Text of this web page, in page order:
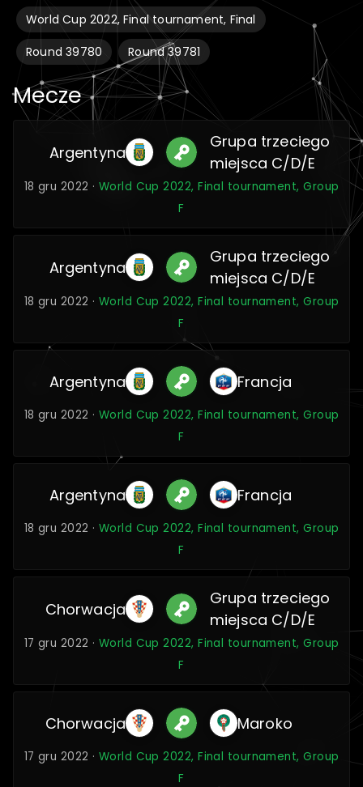
World Cup 2022, Final tournament, Final
Round 39780
Round 39781
Mecze
Argentyna
Grupa trzeciego
miejsca C/D/E
18 gru 2022 · World Cup 2022, Final tournament, Group
F
Argentyna
Grupa trzeciego
miejsca C/D/E
18 gru 2022 · World Cup 2022, Final tournament, Group
F
Argentyna Francja
18 gru 2022 · World Cup 2022, Final tournament, Group
F
Argentyna Francja
18 gru 2022 · World Cup 2022, Final tournament, Group
F
Chorwacja
Grupa trzeciego
miejsca C/D/E
17 gru 2022 · World Cup 2022, Final tournament, Group
F
Chorwacja Maroko
17 gru 2022 · World Cup 2022, Final tournament, Group
F